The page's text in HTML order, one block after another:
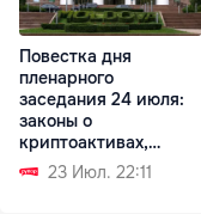
Повестка дня
пленарного
заседания 24 июля:
законы о
криптоактивах,
судебной реформе
23 Июл. 22:11